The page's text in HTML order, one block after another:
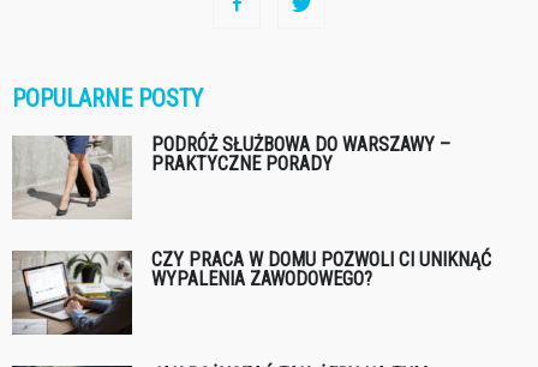
POPULARNE POSTY
PODRÓŻ SŁUŻBOWA DO WARSZAWY –
PRAKTYCZNE PORADY
CZY PRACA W DOMU POZWOLI CI UNIKNĄĆ
WYPALENIA ZAWODOWEGO?